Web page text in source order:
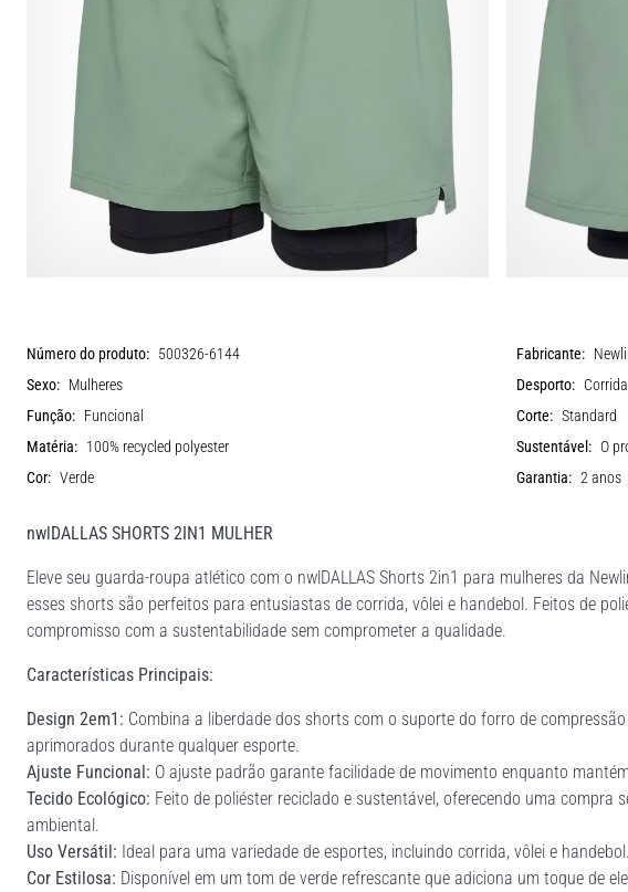
Número do produto: 500326-6144 Fabricante:
Sexo: Mulheres Desporto:
Função: Funcional Corte: Standard
Matéria: 100% recycled polyester Sustentável: O
Cor: Verde Garantia: 2 anos
nwlDALLAS SHORTS 2IN1 MULHER
Eleve seu guarda-roupa atlético com o nwlDALLAS Shorts 2in1 para mulheres da
esses shorts são perfeitos para entusiastas de corrida, vôlei e handebol. Feitos de
compromisso com a sustentabilidade sem comprometer a qualidade.
Características Principais:
Design 2em1: Combina a liberdade dos shorts com o suporte do forro de
aprimorados durante qualquer esporte.
Ajuste Funcional: O ajuste padrão garante facilidade de movimento enquanto
Tecido Ecológico: Feito de poliéster reciclado e sustentável, oferecendo uma compra
ambiental.
Uso Versátil: Ideal para uma variedade de esportes, incluindo corrida, vôlei e handebol.
Cor Estilosa: Disponível em um tom de verde refrescante que adiciona um toque de